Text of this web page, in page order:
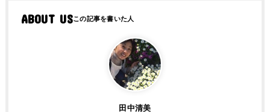
ABOUT US
田中清美